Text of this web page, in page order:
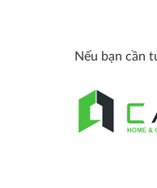
Nếu bạn cần